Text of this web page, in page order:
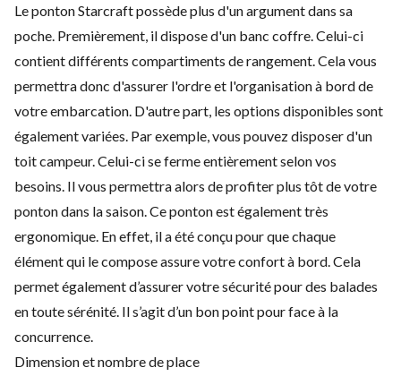
Le ponton Starcraft possède plus d'un argument dans sa
poche. Premièrement, il dispose d'un banc coffre. Celui-ci
contient différents compartiments de rangement. Cela vous
permettra donc d'assurer l'ordre et l'organisation à bord de
votre embarcation. D'autre part, les options disponibles sont
également variées. Par exemple, vous pouvez disposer d'un
toit campeur. Celui-ci se ferme entièrement selon vos
besoins. Il vous permettra alors de profiter plus tôt de votre
ponton dans la saison. Ce ponton est également très
ergonomique. En effet, il a été conçu pour que chaque
élément qui le compose assure votre confort à bord. Cela
permet également d’assurer votre sécurité pour des balades
en toute sérénité. Il s’agit d’un bon point pour face à la
concurrence.
Dimension et nombre de place